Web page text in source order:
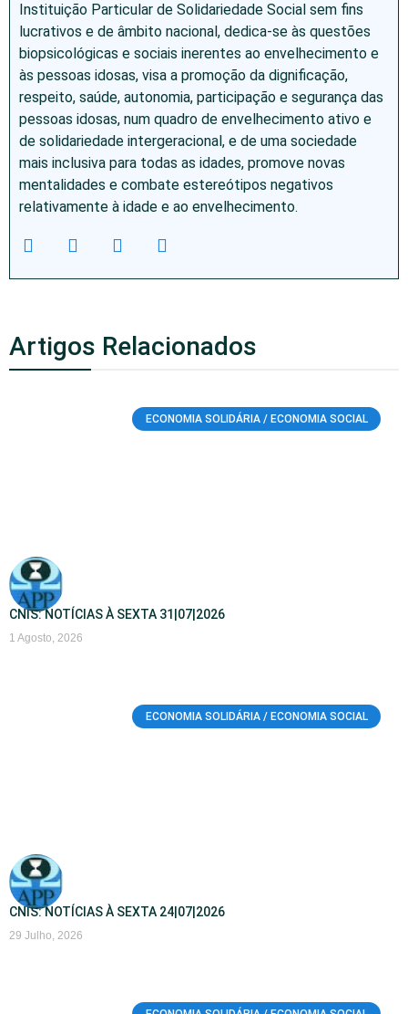
Instituição Particular de Solidariedade Social sem fins
lucrativos e de âmbito nacional, dedica-se às questões
biopsicológicas e sociais inerentes ao envelhecimento e
às pessoas idosas, visa a promoção da dignificação,
respeito, saúde, autonomia, participação e segurança das
pessoas idosas, num quadro de envelhecimento ativo e
de solidariedade intergeracional, e de uma sociedade
mais inclusiva para todas as idades, promove novas
mentalidades e combate estereótipos negativos
relativamente à idade e ao envelhecimento.
Artigos Relacionados
ECONOMIA SOLIDÁRIA / ECONOMIA SOCIAL
CNIS: NOTÍCIAS À SEXTA 31|07|2026
1 Agosto, 2026
ECONOMIA SOLIDÁRIA / ECONOMIA SOCIAL
CNIS: NOTÍCIAS À SEXTA 24|07|2026
29 Julho, 2026